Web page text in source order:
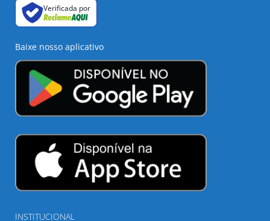
Verificada por
Baixe nosso aplicativo
INSTITUCIONAL